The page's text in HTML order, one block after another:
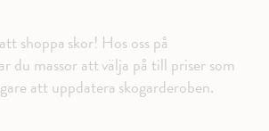
shoppa skor! Hos oss på
du massor att välja på till priser som
att uppdatera skogarderoben.